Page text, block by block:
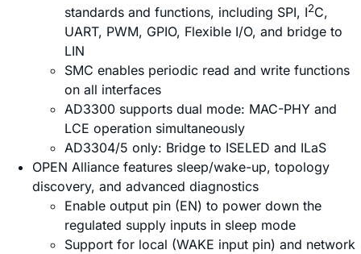
standards and functions, including SPI, I2C,
UART, PWM, GPIO, Flexible I/O, and bridge to
LIN
SMC enables periodic read and write functions
on all interfaces
AD3300 supports dual mode: MAC-PHY and
LCE operation simultaneously
AD3304/5 only: Bridge to ISELED and ILaS
OPEN Alliance features sleep/wake-up, topology
discovery, and advanced diagnostics
Enable output pin (EN) to power down the
regulated supply inputs in sleep mode
Support for local (WAKE input pin) and network